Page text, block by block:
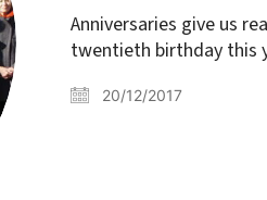
Anniversaries give us
twentieth birthday this
20/12/2017